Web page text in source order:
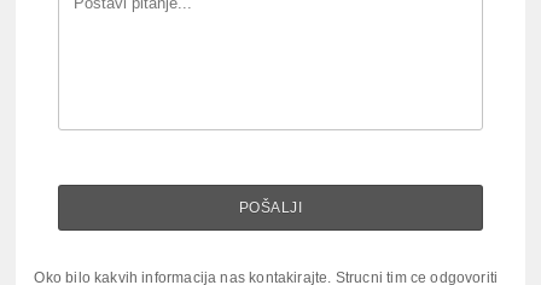
Oko bilo kakvih informacija nas kontakirajte. Strucni tim ce odgovoriti